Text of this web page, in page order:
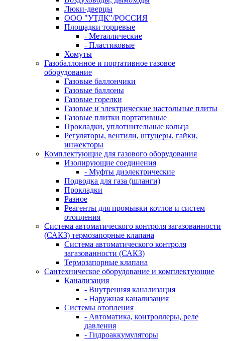
Люки-дверцы
ООО "УТДК"/РОССИЯ
Площадки торцевые
- Металлические
- Пластиковые
Хомуты
Газобаллонное и портативное газовое
оборудование
Газовые баллончики
Газовые баллоны
Газовые горелки
Газовые и электрические настольные плиты
Газовые плитки портативные
Прокладки, уплотнительные кольца
Регуляторы, вентили, штуцеры, гайки,
инжекторы
Комплектующие для газового оборудования
Изолирующие соединения
- Муфты диэлектрические
Подводка для газа (шланги)
Прокладки
Разное
Реагенты для промывки котлов и систем
отопления
Система автоматического контроля загазованности
(САКЗ) термозапорные клапана
Система автоматического контроля
загазованности (САКЗ)
Термозапорные клапана
Сантехническое оборудование и комплектующие
Канализация
- Внутренняя канализация
- Наружная канализация
Системы отопления
- Автоматика, контроллеры, реле
давления
- Гидроаккумуляторы